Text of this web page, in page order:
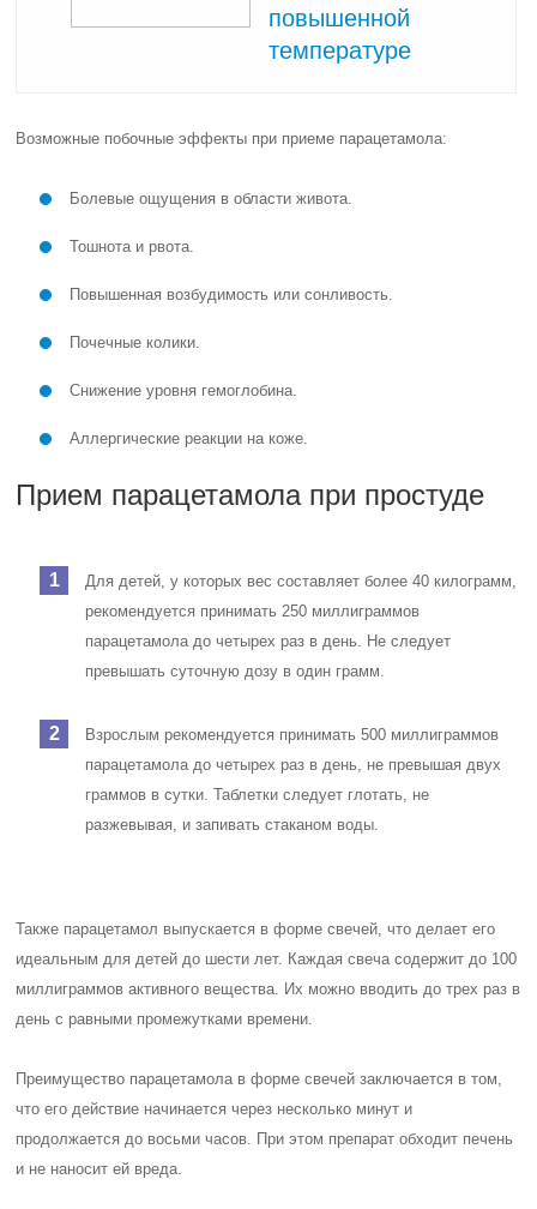
повышенной
температуре
Возможные побочные эффекты при приеме парацетамола:
Болевые ощущения в области живота.
Тошнота и рвота.
Повышенная возбудимость или сонливость.
Почечные колики.
Снижение уровня гемоглобина.
Аллергические реакции на коже.
Прием парацетамола при простуде
Для детей, у которых вес составляет более 40 килограмм,
рекомендуется принимать 250 миллиграммов
парацетамола до четырех раз в день. Не следует
превышать суточную дозу в один грамм.
Взрослым рекомендуется принимать 500 миллиграммов
парацетамола до четырех раз в день, не превышая двух
граммов в сутки.Таблетки следует глотать, не
разжевывая, и запивать стаканом воды.
Также парацетамол выпускается в форме свечей, что делает его
идеальным для детей до шести лет. Каждая свеча содержит до 100
миллиграммов активного вещества. Их можно вводить до трех раз в
день с равными промежутками времени.
Преимущество парацетамола в форме свечей заключается в том,
что его действие начинается через несколько минут и
продолжается до восьми часов. При этом препарат обходит печень
и не наносит ей вреда.